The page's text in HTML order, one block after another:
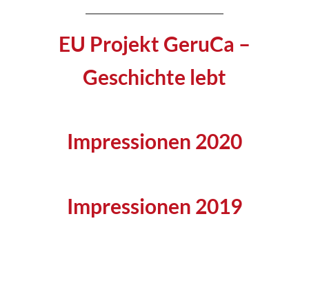
EU Projekt GeruCa –
Geschichte lebt
Impressionen 2020
Impressionen 2019